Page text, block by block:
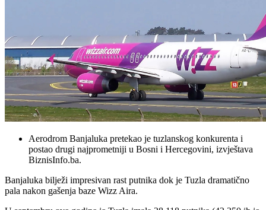
Aerodrom Banjaluka pretekao je tuzlanskog konkurenta i
postao drugi najprometniji u Bosni i Hercegovini, izvještava
BiznisInfo.ba.
Banjaluka bilježi impresivan rast putnika dok je Tuzla dramatično
pala nakon gašenja baze Wizz Aira.